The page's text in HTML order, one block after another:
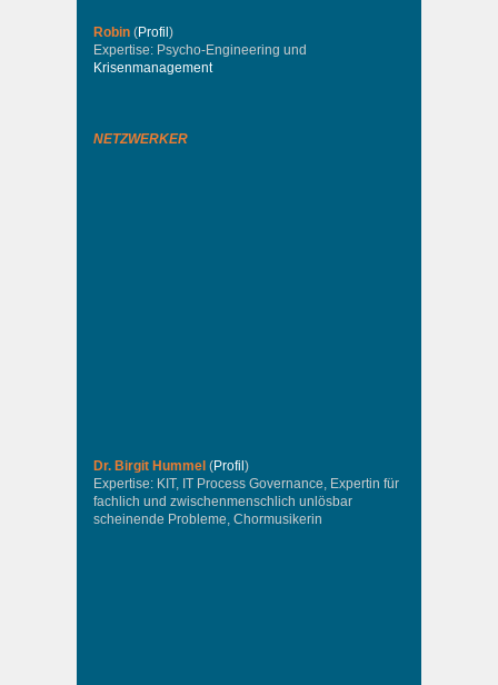
Robin (Profil )
Expertise: Psycho-Engineering und
Krisenmanagement
NETZWERKER
Dr. Birgit Hummel (Profil )
Expertise: KIT, IT Process Governance, Expertin für
fachlich und zwischenmenschlich unlösbar
scheinende Probleme, Chormusikerin